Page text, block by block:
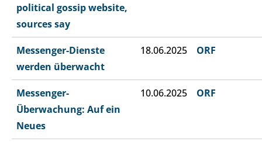
political gossip website,
sources say
Messenger-Dienste
werden überwacht
18.06.2025 ORF
Messenger-
Überwachung: Auf ein
Neues
10.06.2025 ORF